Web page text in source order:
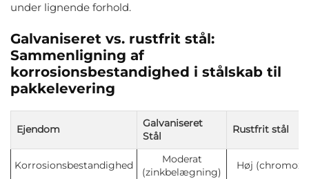
under lignende forhold.
Galvaniseret vs. rustfrit stål:
Sammenligning af
korrosionsbestandighed i stålskab til
pakkelevering
Ejendom
Galvaniseret
Stål
Rustfrit stål
Korrosionsbestandighed
Moderat
(zinkbelægning)
Høj